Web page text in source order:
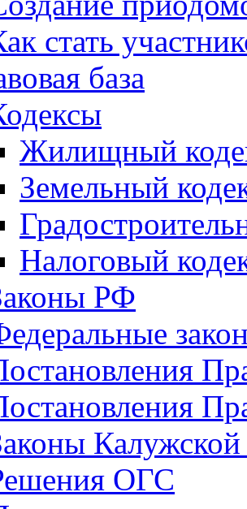
стать
база
Жилищный
Земельный
Налоговый
РФ
Калужской
ОГС